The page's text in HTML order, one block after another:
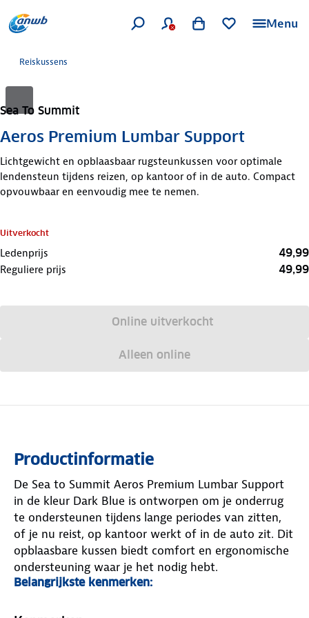
Menu
Reiskussens
Sea To Summit
Aeros Premium Lumbar Support
Lichtgewicht en opblaasbaar rugsteunkussen voor optimale
lendensteun tijdens reizen, op kantoor of in de auto. Compact
opvouwbaar en eenvoudig mee te nemen.
Uitverkocht
Ledenprijs 49,99
Reguliere prijs 49,99
Online uitverkocht
Alleen online
Productinformatie
De Sea to Summit Aeros Premium Lumbar Support
in de kleur Dark Blue is ontworpen om je onderrug
te ondersteunen tijdens lange periodes van zitten,
of je nu reist, op kantoor werkt of in de auto zit. Dit
opblaasbare kussen biedt comfort en ergonomische
ondersteuning waar je het nodig hebt.
Belangrijkste kenmerken: